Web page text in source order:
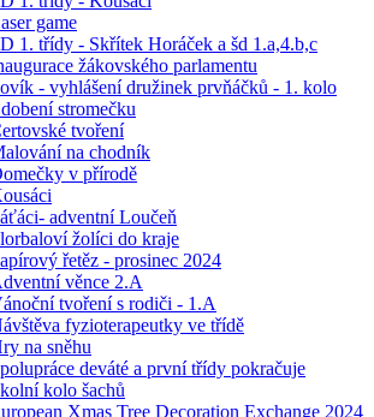
game
1. třídy - Skřítek Horáček a šd 1.a,4.b,c
žákovského parlamentu
- vyhlášení družinek prvňáčků - 1. kolo
stromečku
tvoření
na chodník
v přírodě
adventní Loučeň
žolíci do kraje
řetěz - prosinec 2024
věnce 2.A
tvoření s rodiči - 1.A
fyzioterapeutky ve třídě
na sněhu
deváté a první třídy pokračuje
kolo šachů
Xmas Tree Decoration Exchange 2024